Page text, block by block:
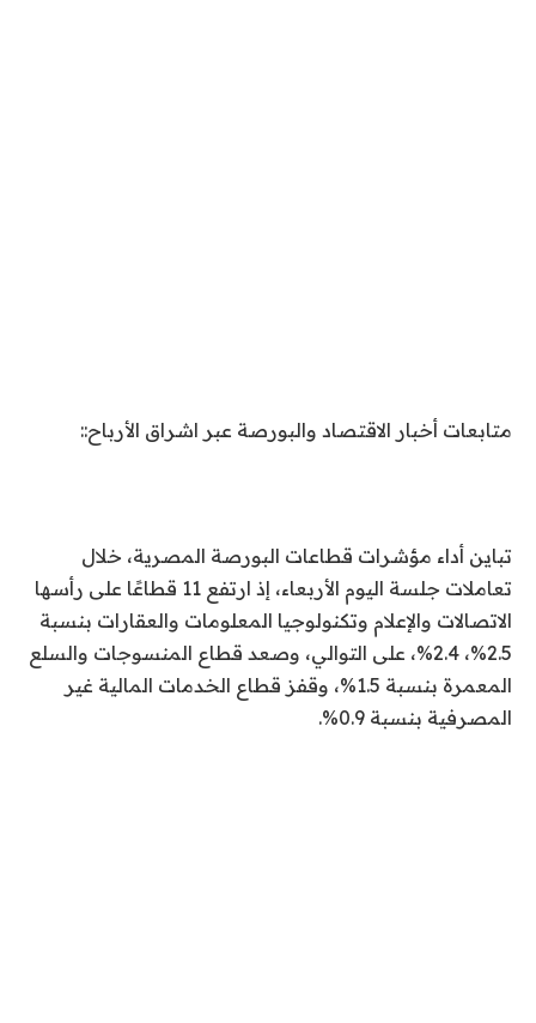
متابعات أخبار الاقتصاد والبورصة عبر اشراق الأرباح::
تباين أداء مؤشرات قطاعات البورصة المصرية، خلال
تعاملات جلسة اليوم الأربعاء، إذ ارتفع 11 قطاعًا على رأسها
الاتصالات والإعلام وتكنولوجيا المعلومات والعقارات بنسبة
2.5%، 2.4%، على التوالي، وصعد قطاع المنسوجات والسلع
المعمرة بنسبة 1.5%، وقفز قطاع الخدمات المالية غير
المصرفية بنسبة 0.9%.